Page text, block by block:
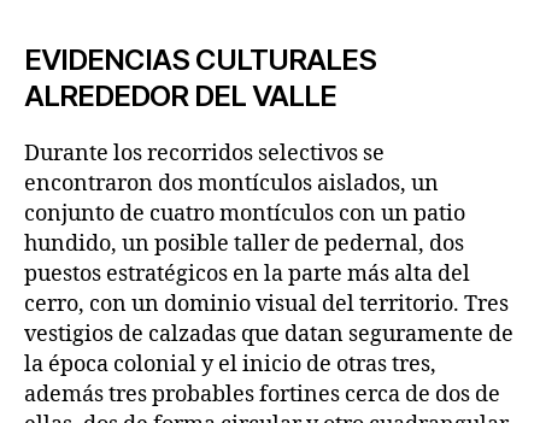
EVIDENCIAS CULTURALES
ALREDEDOR DEL VALLE
Durante los recorridos selectivos se
encontraron dos montículos aislados, un
conjunto de cuatro montículos con un patio
hundido, un posible taller de pedernal, dos
puestos estratégicos en la parte más alta del
cerro, con un dominio visual del territorio. Tres
vestigios de calzadas que datan seguramente de
la época colonial y el inicio de otras tres,
además tres probables fortines cerca de dos de